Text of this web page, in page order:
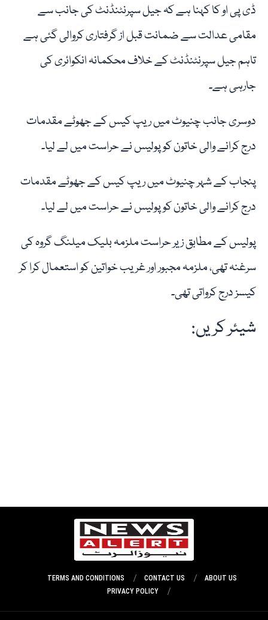
ڈی پی او کا کہنا ہے کہ جیل سپرنٹنڈنٹ کی جانب سے
مقامی عدالت سے ضمانت قبل از گرفتاری کروالی گئی ہے
تاہم جیل سپرنٹنڈنٹ کے خلاف محکمانہ انکوائری کی
جارہی ہے۔
دوسری جانب چنیوٹ میں ریپ کیس کے جھوٹے مقدمات
درج کرانے والی خاتون کو پولیس نے حراست میں لے لیا۔
پنجاب کے شہر چنیوٹ میں ریپ کیس کے جھوٹے مقدمات
درج کرانے والی خاتون کو پولیس نے حراست میں لے لیا۔
پولیس کے مطابق زیر حراست ملزمہ بلیک میلنگ گروہ کی
سرغنہ تھی، ملزمہ مجبور اور غریب خواتین کو استعمال کرا کر
کیسز درج کرواتی تھی۔
شیئر کریں:
ABOUT US
CONTACT US
TERMS AND CONDITIONS
PRIVACY POLICY